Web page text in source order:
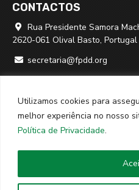
Utilizamos cookies para
melhor experiência no nosso
Política de Privacidade.
CONTACTOS

Rua Presidente Samora
2620-061 Olival Basto, Portugal
 secretaria@fpdd.org
⁽*⁾ chamada para rede fixa
© 2026
· Todos os